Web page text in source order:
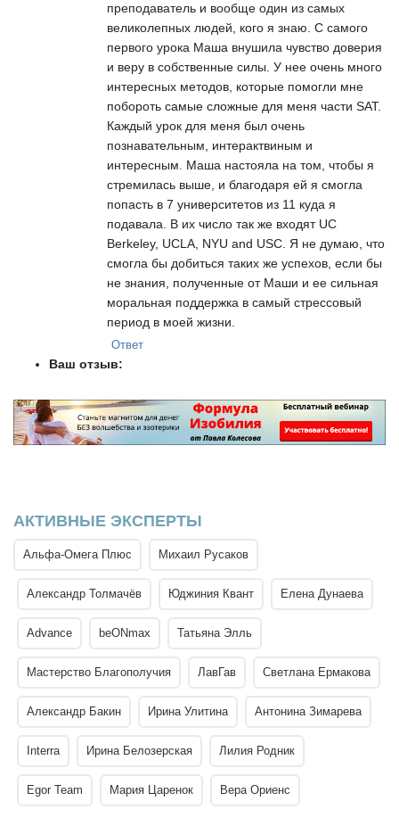
преподаватель и вообще один из самых
великолепных людей, кого я знаю. C самого
первого урока Маша внушила чувство доверия
и веру в собственные силы. У нее очень много
интересных методов, которые помогли мне
побороть самые сложные для меня части SAT.
Каждый урок для меня был очень
познавательным, интерактвиным и
интересным. Маша настояла на том, чтобы я
стремилась выше, и благодаря ей я смогла
попасть в 7 университетов из 11 куда я
подавала. В их число так же входят UC
Berkeley, UCLA, NYU and USC. Я не думаю, что
смогла бы добиться таких же успехов, если бы
не знания, полученные от Маши и ее сильная
моральная поддержка в самый стрессовый
период в моей жизни.
Ответ
Ваш отзыв:
АКТИВНЫЕ ЭКСПЕРТЫ
Альфа-Омега Плюс Михаил Русаков
Александр Толмачёв Юджиния Квант Елена Дунаева
Advance beONmax Татьяна Элль
Мастерство Благополучия ЛавГав Светлана Ермакова
Александр Бакин Ирина Улитина Антонина Зимарева
Interra Ирина Белозерская Лилия Родник
Egor Team Мария Царенок Вера Ориенс